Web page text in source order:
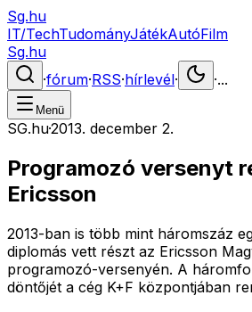
Sg.hu
IT/TechTudományJátékAutóFilm
Sg.hu
·fórum·RSS·hírlevél· ·...
Menü
SG.hu·2013. december 2.
Programozó versenyt
Ericsson
2013-ban is több mint háromszáz
diplomás vett részt az Ericsson
programozó-versenyén. A
döntőjét a cég K+F központjában